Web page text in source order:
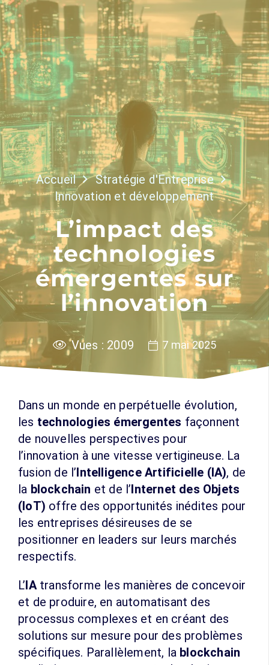
Accueil
Stratégie d'Entreprise
Innovation et développement
L’impact des
technologies
émergentes sur
l’innovation
Vues : 2009 7 mai 2025
Dans un monde en perpétuelle évolution,
les technologies émergentes façonnent
de nouvelles perspectives pour
l’innovation à une vitesse vertigineuse. La
fusion de l’Intelligence Artificielle (IA), de
la blockchain et de l’Internet des Objets
(IoT) offre des opportunités inédites pour
les entreprises désireuses de se
positionner en leaders sur leurs marchés
respectifs.
L’IAtransforme les manières de concevoir
et de produire, en automatisant des
processus complexes et en créant des
solutions sur mesure pour des problèmes
spécifiques. Parallèlement, la blockchain